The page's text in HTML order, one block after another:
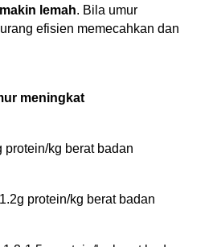
lemah. Bila umur
efisien memecahkan dan
meningkat
protein/kg berat badan
protein/kg berat badan